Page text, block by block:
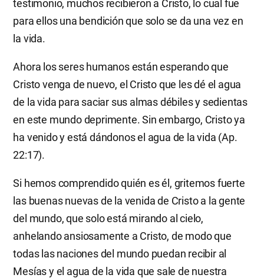
testimonio, muchos recibieron a Cristo, lo cual fue
para ellos una bendición que solo se da una vez en
la vida.
Ahora los seres humanos están esperando que
Cristo venga de nuevo, el Cristo que les dé el agua
de la vida para saciar sus almas débiles y sedientas
en este mundo deprimente. Sin embargo, Cristo ya
ha venido y está dándonos el agua de la vida (Ap.
22:17).
Si hemos comprendido quién es él, gritemos fuerte
las buenas nuevas de la venida de Cristo a la gente
del mundo, que solo está mirando al cielo,
anhelando ansiosamente a Cristo, de modo que
todas las naciones del mundo puedan recibir al
Mesías y el agua de la vida que sale de nuestra